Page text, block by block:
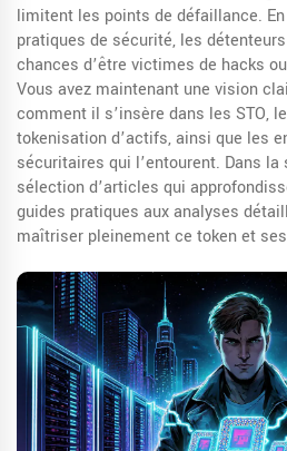
limitent les points de défaillance.
pratiques de sécurité, les
chances d’être victimes de hacks
Vous avez maintenant une vision
comment il s’insère dans les STO,
tokenisation d’actifs, ainsi que les
sécuritaires qui l’entourent. Dans la
sélection d’articles qui
guides pratiques aux analyses
maîtriser pleinement ce token et